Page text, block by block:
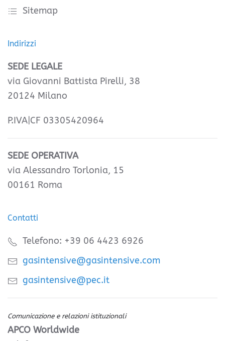
Sitemap
Indirizzi
SEDE LEGALE
via Giovanni Battista Pirelli, 38
20124 Milano
P.IVA|CF 03305420964
SEDE OPERATIVA
via Alessandro Torlonia, 15
00161 Roma
Contatti
Telefono: +39 06 4423 6926
gasintensive@gasintensive.com
gasintensive@pec.it
Comunicazione e relazioni istituzionali
APCO Worldwide